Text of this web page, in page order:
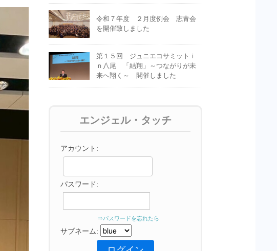
令和７年度 ２月度例会 志青会
を開催致しました
第１５回 ジュニエコサミットｉ
ｎ八尾 「結翔」～つながりが未
来へ翔く～ 開催しました
エンジェル・タッチ
アカウント:
パスワード:
⇒パスワードを忘れたら
サブネーム: